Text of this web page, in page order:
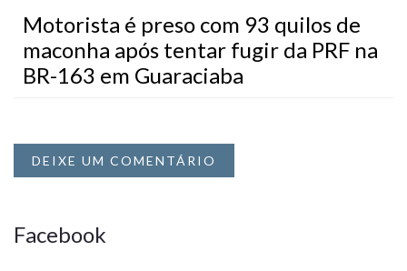
Motorista é preso com 93 quilos de
maconha após tentar fugir da PRF na
BR-163 em Guaraciaba
DEIXE UM COMENTÁRIO
Facebook